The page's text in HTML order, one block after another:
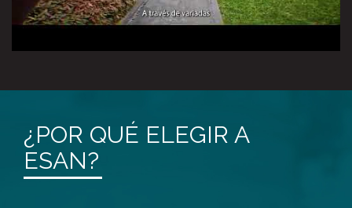
¿POR QUÉ ELEGIR A
ESAN?